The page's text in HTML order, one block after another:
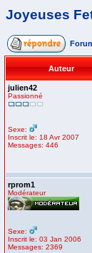
Joyeuses
Auteur
julien42
Passionné
Sexe:
Inscrit le: 18 Avr 2007
Messages: 446
rprom1
Modérateur
Sexe:
Inscrit le: 03 Jan 2006
Messages: 2369